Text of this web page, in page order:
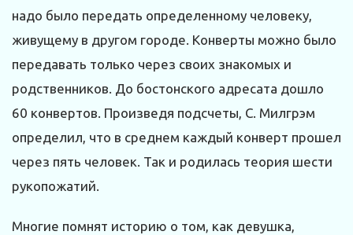
надо было передать определенному человеку,
живущему в другом городе. Конверты можно было
передавать только через своих знакомых и
родственников. До бостонского адресата дошло
60 конвертов. Произведя подсчеты, С. Милгрэм
определил, что в среднем каждый конверт прошел
через пять человек. Так и родилась теория шести
рукопожатий.
Многие помнят историю о том, как девушка,